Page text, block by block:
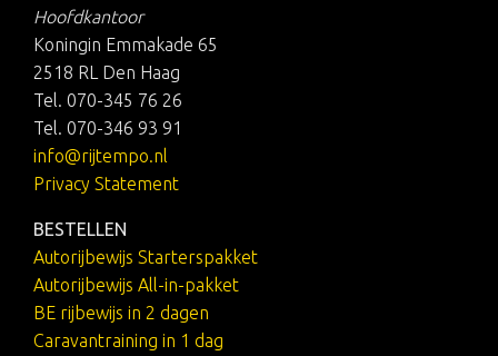
Hoofdkantoor
Koningin Emmakade 65
2518 RL Den Haag
Tel. 070-345 76 26
Tel. 070-346 93 91
info@rijtempo.nl
Privacy Statement
BESTELLEN
Autorijbewijs Starterspakket
Autorijbewijs All-in-pakket
BE rijbewijs in 2 dagen
Caravantraining in 1 dag